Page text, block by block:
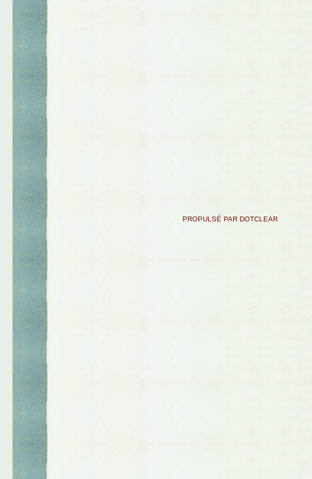
PROPULSÉ PAR DOTCLEAR